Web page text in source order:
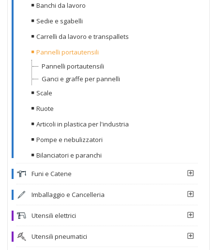
Banchi da lavoro
Sedie e sgabelli
Carrelli da lavoro e transpallets
Pannelli portautensili
Pannelli portautensili
Ganci e graffe per pannelli
Scale
Ruote
Articoli in plastica per l'industria
Pompe e nebulizzatori
Bilanciatori e paranchi
Funi e Catene
Imballaggio e Cancelleria
Utensili elettrici
Utensili pneumatici